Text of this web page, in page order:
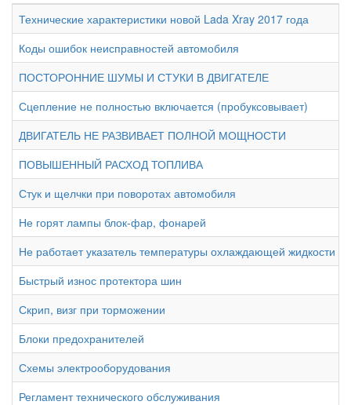
Технические характеристики новой Lada Xray 2017 года
Коды ошибок неисправностей автомобиля
ПОСТОРОННИЕ ШУМЫ И СТУКИ В ДВИГАТЕЛЕ
Сцепление не полностью включается (пробуксовывает)
ДВИГАТЕЛЬ НЕ РАЗВИВАЕТ ПОЛНОЙ МОЩНОСТИ
ПОВЫШЕННЫЙ РАСХОД ТОПЛИВА
Стук и щелчки при поворотах автомобиля
Не горят лампы блок-фар, фонарей
Не работает указатель температуры охлаждающей жидкости
Быстрый износ протектора шин
Скрип, визг при торможении
Блоки предохранителей
Схемы электрооборудования
Регламент технического обслуживания